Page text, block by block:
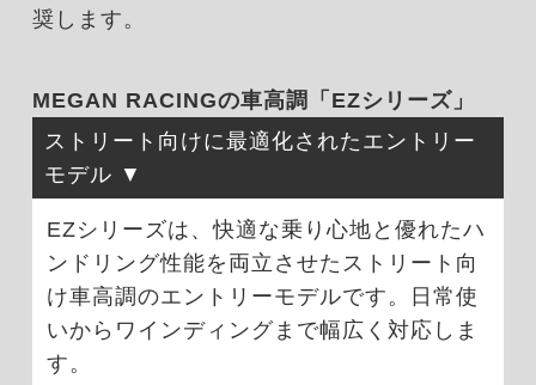
奨します。
MEGAN RACINGの車高調「EZシリーズ」
ストリート向けに最適化されたエントリー
モデル
EZシリーズは、快適な乗り心地と優れたハ
ンドリング性能を両立させたストリート向
け車高調のエントリーモデルです。日常使
いからワインディングまで幅広く対応しま
す。